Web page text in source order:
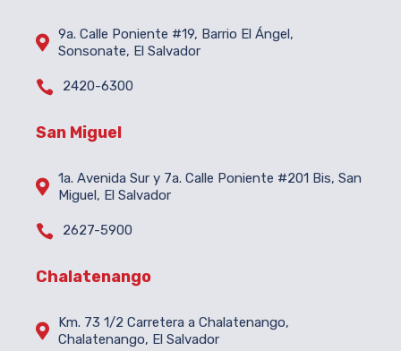
 9a. Calle Poniente #19, Barrio El Ángel,
Sonsonate, El Salvador
 2420-6300
San Miguel
 1a. Avenida Sur y 7a. Calle Poniente #201 Bis, San
Miguel, El Salvador
 2627-5900
Chalatenango

Km. 73 1/2 Carretera a Chalatenango,
Chalatenango, El Salvador